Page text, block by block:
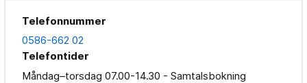
Telefonnummer
0586-662 02
Telefontider
Måndag–torsdag 07.00-14.30 - Samtalsbokning